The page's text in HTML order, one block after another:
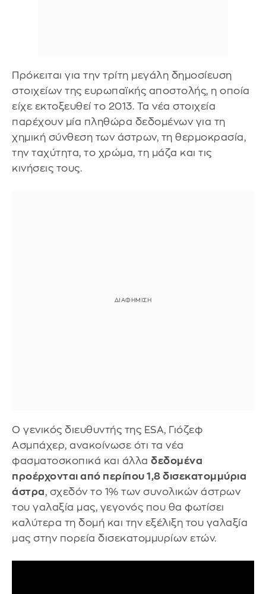
Πρόκειται για την τρίτη μεγάλη δημοσίευση
στοιχείων της ευρωπαϊκής αποστολής, η οποία
είχε εκτοξευθεί το 2013. Τα νέα στοιχεία
παρέχουν μία πληθώρα δεδομένων για τη
χημική σύνθεση των άστρων, τη θερμοκρασία,
την ταχύτητα, το χρώμα, τη μάζα και τις
κινήσεις τους.
Ο γενικός διευθυντής της ESA, Γιόζεφ
Ασμπάχερ, ανακοίνωσε ότι τα νέα
φασματοσκοπικά και άλλα δεδομένα
προέρχονται από περίπου 1,8 δισεκατομμύρια
άστρα, σχεδόν το 1% των συνολικών άστρων
του γαλαξία μας, γεγονός που θα φωτίσει
καλύτερα τη δομή και την εξέλιξη του γαλαξία
μας στην πορεία δισεκατομμυρίων ετών.